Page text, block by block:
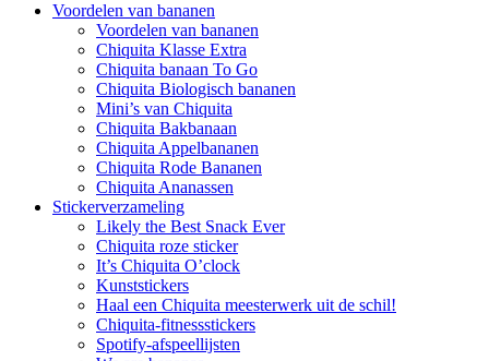
Voordelen van bananen
Voordelen van bananen
Chiquita Klasse Extra
Chiquita banaan To Go
Chiquita Biologisch bananen
Mini’s van Chiquita
Chiquita Bakbanaan
Chiquita Appelbananen
Chiquita Rode Bananen
Chiquita Ananassen
Stickerverzameling
Likely the Best Snack Ever
Chiquita roze sticker
It’s Chiquita O’clock
Kunststickers
Haal een Chiquita meesterwerk uit de schil!
Chiquita-fitnessstickers
Spotify-afspeellijsten